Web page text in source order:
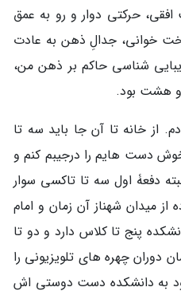
حرکتی دوار و رو به عمق
خوانی، جدالِ ذهن به عادت
شناسی حاکم بر ذهن من،
و هشت بود.
از خانه تا آن جا باید سه تا
دست هایم را درجیبم کنم و
دفعۀ اول سه تا تاکسی سوار
از میدان شهناز آن زمان و امام
پنج تا کلاس دارد و دو تا
دوران چهره های تلویزیونی را
به دانشکده دست دوستی اش